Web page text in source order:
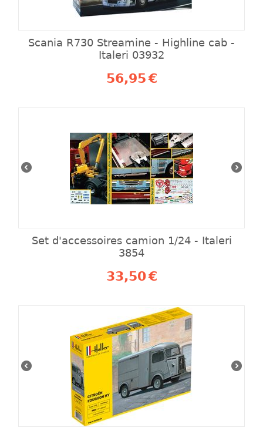
Scania R730 Streamine ‐ Highline cab -
Italeri 03932
56,95€
Set d'accessoires camion 1/24 - Italeri
3854
33,50€